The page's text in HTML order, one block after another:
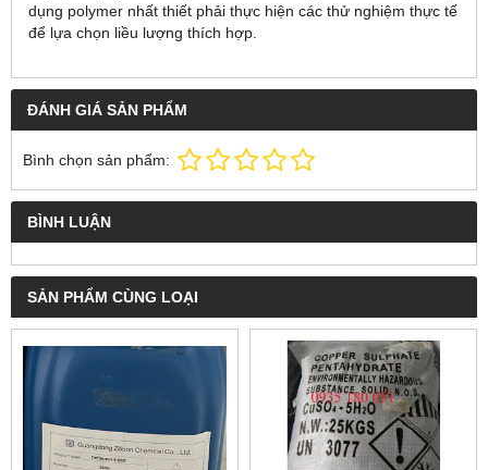
dụng polymer nhất thiết phải thực hiện các thử nghiệm thực tế
để lựa chọn liều lượng thích hợp.
ĐÁNH GIÁ SẢN PHẨM
Bình chọn sản phẩm:
BÌNH LUẬN
SẢN PHẨM CÙNG LOẠI